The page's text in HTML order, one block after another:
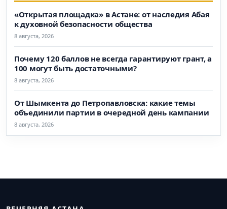
«Открытая площадка» в Астане: от наследия Абая
к духовной безопасности общества
8 августа, 2026
Почему 120 баллов не всегда гарантируют грант, а
100 могут быть достаточными?
8 августа, 2026
От Шымкента до Петропавловска: какие темы
объединили партии в очередной день кампании
8 августа, 2026